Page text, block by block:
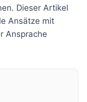
Dieser Artikel
Ansätze mit
Ansprache